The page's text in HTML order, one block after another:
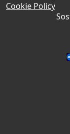
Cookie Policy